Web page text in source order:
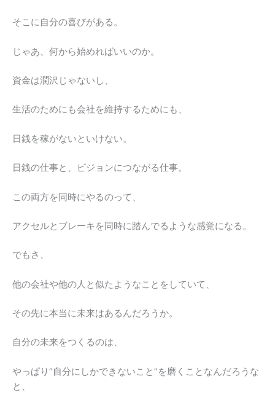
そこに自分の喜びがある。
じゃあ、何から始めればいいのか。
資金は潤沢じゃないし、
生活のためにも会社を維持するためにも、
日銭を稼がないといけない。
日銭の仕事と、ビジョンにつながる仕事。
この両方を同時にやるのって、
アクセルとブレーキを同時に踏んでるような感覚になる。
でもさ、
他の会社や他の人と似たようなことをしていて、
その先に本当に未来はあるんだろうか。
自分の未来をつくるのは、
やっぱり“自分にしかできないこと”を磨くことなんだろうな
と、